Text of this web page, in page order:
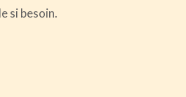
si besoin.